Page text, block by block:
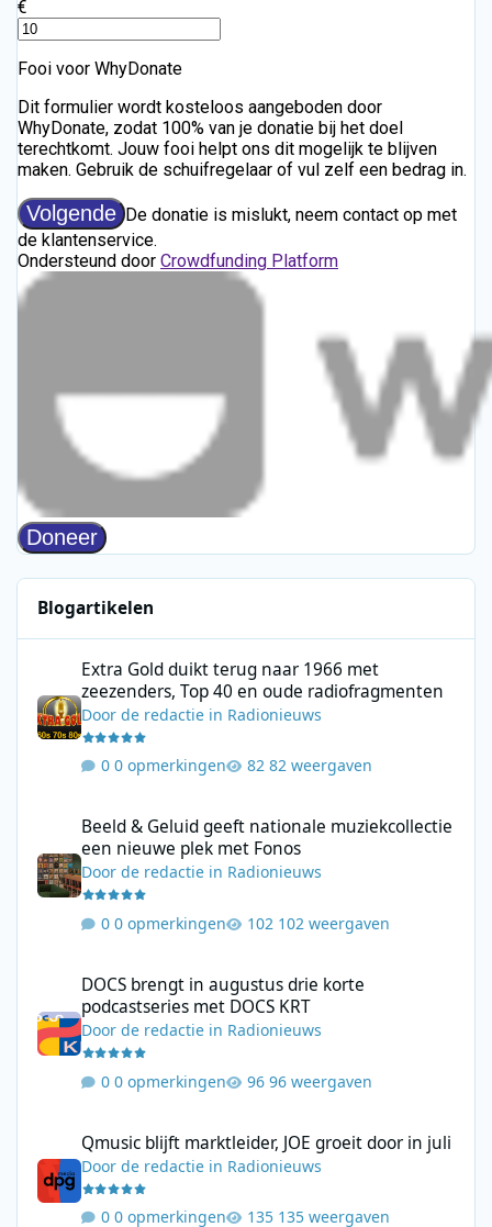
Blogartikelen
Extra Gold duikt terug naar 1966 met
zeezenders, Top 40 en oude radiofragmenten
Doorde redactie in Radionieuws
0 opmerkingen 82 weergaven
Beeld & Geluid geeft nationale muziekcollectie
een nieuwe plek met Fonos
Doorde redactie in Radionieuws
0 opmerkingen 102 weergaven
DOCS brengt in augustus drie korte
podcastseries met DOCS KRT
Doorde redactie in Radionieuws
0 opmerkingen 96 weergaven
Qmusic blijft marktleider, JOE groeit door in juli
Doorde redactie in Radionieuws
0 opmerkingen 135 weergaven